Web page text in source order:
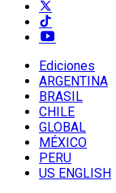
Ediciones
ARGENTINA
BRASIL
CHILE
GLOBAL
MÉXICO
PERU
US ENGLISH